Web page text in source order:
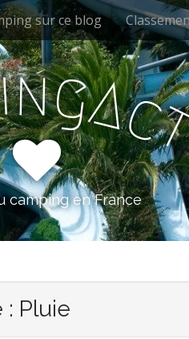
sur ce blog
ngAc
camping en France
: Pluie